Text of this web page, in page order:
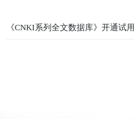
《CNKI系列全文数据库》开通试用